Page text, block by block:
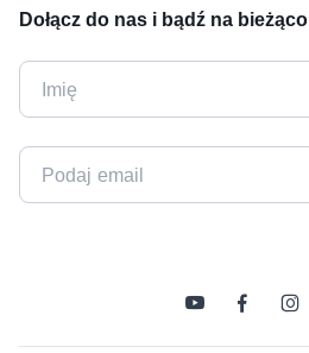
Dołącz do nas i bądź na bieżąco